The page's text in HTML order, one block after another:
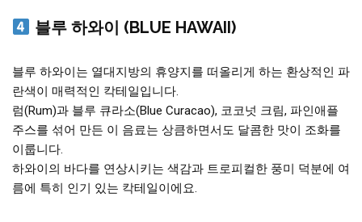
블루 하와이 (BLUE HAWAII)
블루 하와이는 열대지방의 휴양지를 떠올리게 하는 환상적인 파
란색이 매력적인 칵테일입니다.
럼(Rum)과 블루 큐라소(Blue Curacao), 코코넛 크림, 파인애플
주스를 섞어 만든 이 음료는 상큼하면서도 달콤한 맛이 조화를
이룹니다.
하와이의 바다를 연상시키는 색감과 트로피컬한 풍미 덕분에 여
름에 특히 인기 있는 칵테일이에요.